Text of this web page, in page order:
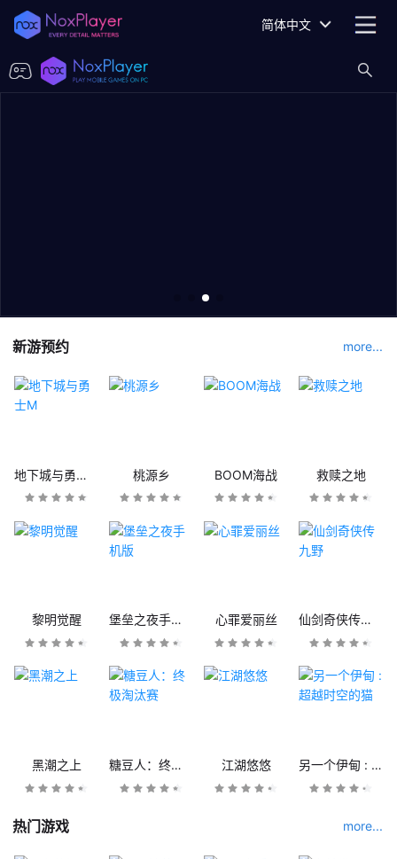
简体中文
新游预约 more...
地下城与勇士M 桃源乡 BOOM海战 救赎之地
黎明觉醒 堡垒之夜手机版 心罪爱丽丝 仙剑奇侠传九野
黑潮之上 糖豆人：终极淘汰赛 江湖悠悠 另一个伊甸 : 超越时空的猫
热门游戏 more...